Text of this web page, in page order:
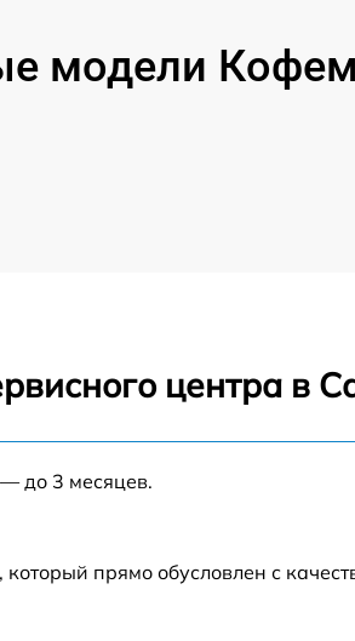
модели
центра в
до 3 месяцев.
прямо обусловлен с